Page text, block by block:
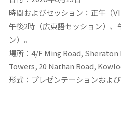
時間およびセッション：正午（
午後2時（広東語セッション）、
ン）。
場所：4/F Ming Road,
Towers, 20 Nathan Road,
形式：プレゼンテーションおよ